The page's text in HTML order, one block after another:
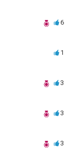
6
1
3
3
3